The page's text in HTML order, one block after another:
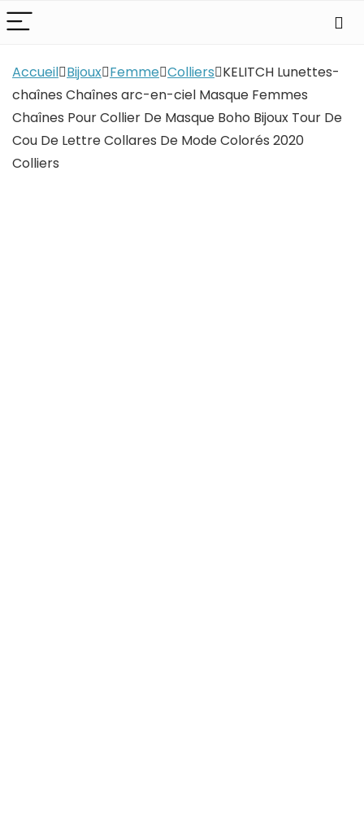
Accueil Bijoux Femme Colliers KELITCH Lunettes-
chaînes Chaînes arc-en-ciel Masque Femmes
Chaînes Pour Collier De Masque Boho Bijoux Tour De
Cou De Lettre Collares De Mode Colorés 2020
Colliers